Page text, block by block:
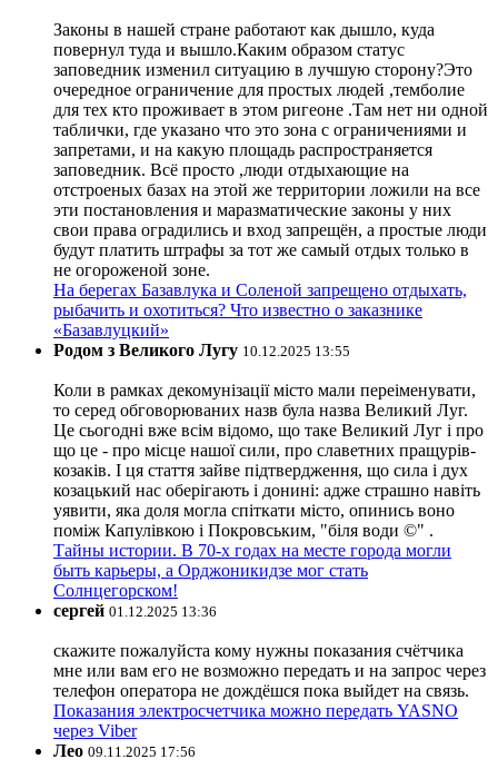
Законы в нашей стране работают как дышло, куда
повернул туда и вышло.Каким образом статус
заповедник изменил ситуацию в лучшую сторону?Это
очередное ограничение для простых людей ,темболие
для тех кто проживает в этом ригеоне .Там нет ни одной
таблички, где указано что это зона с ограничениями и
запретами, и на какую площадь распространяется
заповедник. Всё просто ,люди отдыхающие на
отстроеных базах на этой же территории ложили на все
эти постановления и маразматические законы у них
свои права оградились и вход запрещён, а простые люди
будут платить штрафы за тот же самый отдых только в
не огороженой зоне.
На берегах Базавлука и Соленой запрещено отдыхать,
рыбачить и охотиться? Что известно о заказнике
«Базавлуцкий»
Родом з Великого Лугу 10.12.2025 13:55
Коли в рамках декомунізації місто мали переіменувати,
то серед обговорюваних назв була назва Великий Луг.
Це сьогодні вже всім відомо, що таке Великий Луг і про
що це - про місце нашої сили, про славетних пращурів-
козаків. І ця стаття зайве підтвердження, що сила і дух
козацький нас оберігають і донині: адже страшно навіть
уявити, яка доля могла спіткати місто, опинись воно
поміж Капулівкою і Покровським, "біля води ©" .
Тайны истории. В 70-х годах на месте города могли
быть карьеры, а Орджоникидзе мог стать
Солнцегорском!
сергей 01.12.2025 13:36
скажите пожалуйста кому нужны показания счётчика
мне или вам его не возможно передать и на запрос через
телефон оператора не дождёшся пока выйдет на связь.
Показания электросчетчика можно передать YASNO
через Viber
Лео 09.11.2025 17:56